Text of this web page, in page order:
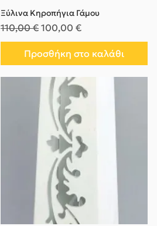
Ξύλινα Κηροπήγια Γάμου
Κανονική τιμή
110,00 € Τιμή Έκπτωσης
100,00 €
Προσθήκη στο καλάθι